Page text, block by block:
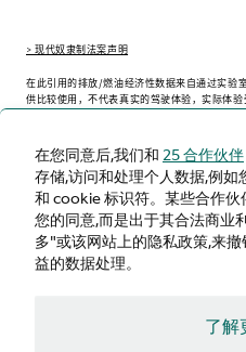
在您同意后,我们和 25 合作伙伴
存储,访问和处理个人数据,例如
和 cookie 标识符。某些合作
您的同意,而是出于其合法商业
多"或该网站上的隐私政策,来
益的数据处理。
了
> 现代奴隶制法案声明
在此引用的排放/燃油经济性数据来自通过实验
供比较使用，不代表真实的驾驶体验，实际体